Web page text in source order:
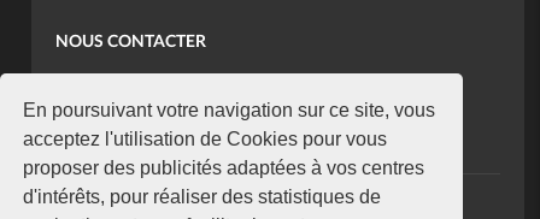
En poursuivant votre navigation sur ce site, vous
acceptez l'utilisation de Cookies pour vous
proposer des publicités adaptées à vos centres
d'intérêts, pour réaliser des statistiques de
NOUS CONTACTER
koaci@yahoo.fr
+225 07 08 85 52 93